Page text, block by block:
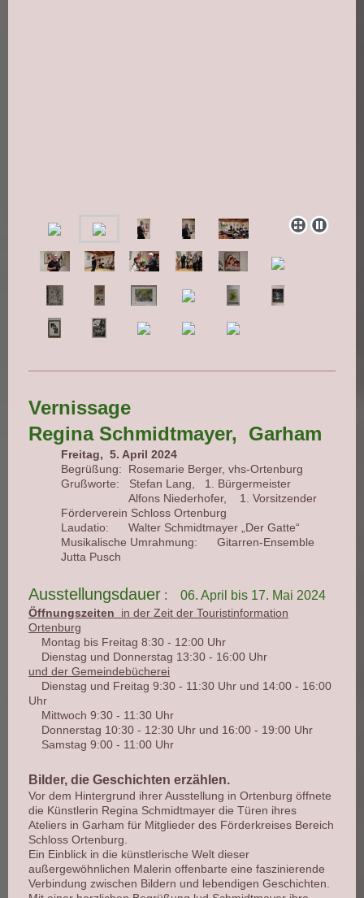
Vernissage
Regina Schmidtmayer, Garham
Freitag, 5. April 2024
Begrüßung: Rosemarie Berger, vhs-Ortenburg
Grußworte: Stefan Lang, 1. Bürgermeister
Alfons Niederhofer,
1. Vorsitzender
Förderverein Schloss Ortenburg
Laudatio: Walter Schmidtmayer „Der Gatte“
Musikalische Umrahmung: Gitarren-Ensemble
Jutta Pusch
Ausstellungsdauer : 06. April bis 17. Mai 2024
Öffnungszeiten
in der Zeit der Touristinformation
Ortenburg
Montag bis Freitag 8:30 - 12:00 Uhr
Dienstag und Donnerstag 13:30 - 16:00 Uhr
und der Gemeindebücherei
Dienstag und Freitag 9:30 - 11:30 Uhr und 14:00 - 16:00
Uhr
Mittwoch 9:30 - 11:30 Uhr
Donnerstag 10:30 - 12:30 Uhr und 16:00 - 19:00 Uhr
Samstag 9:00 - 11:00 Uhr
Bilder, die Geschichten erzählen.
Vor dem Hintergrund ihrer Ausstellung in Ortenburg öffnete
die Künstlerin Regina Schmidtmayer die Türen ihres
Ateliers in Garham für Mitglieder des Förderkreises Bereich
Schloss Ortenburg.
Ein Einblick in die künstlerische Welt dieser
außergewöhnlichen Malerin offenbarte eine faszinierende
Verbindung zwischen Bildern und lebendigen Geschichten.